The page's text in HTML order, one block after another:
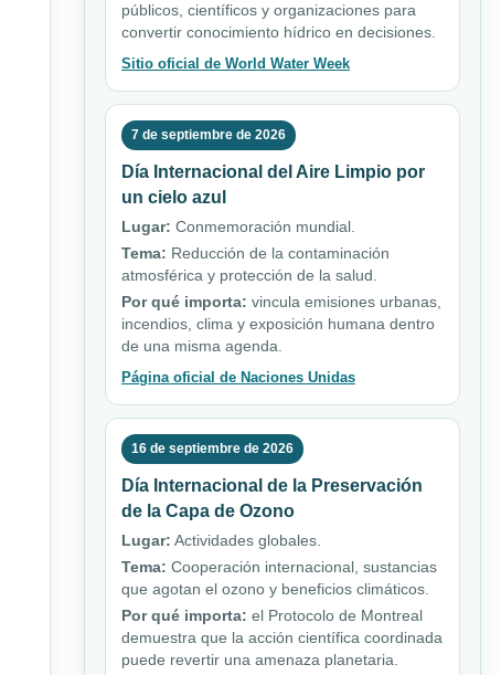
públicos, científicos y organizaciones para
convertir conocimiento hídrico en decisiones.
Sitio oficial de World Water Week
7 de septiembre de 2026
Día Internacional del Aire Limpio por
un cielo azul
Lugar: Conmemoración mundial.
Tema: Reducción de la contaminación
atmosférica y protección de la salud.
Por qué importa: vincula emisiones urbanas,
incendios, clima y exposición humana dentro
de una misma agenda.
Página oficial de Naciones Unidas
16 de septiembre de 2026
Día Internacional de la Preservación
de la Capa de Ozono
Lugar: Actividades globales.
Tema: Cooperación internacional, sustancias
que agotan el ozono y beneficios climáticos.
Por qué importa: el Protocolo de Montreal
demuestra que la acción científica coordinada
puede revertir una amenaza planetaria.